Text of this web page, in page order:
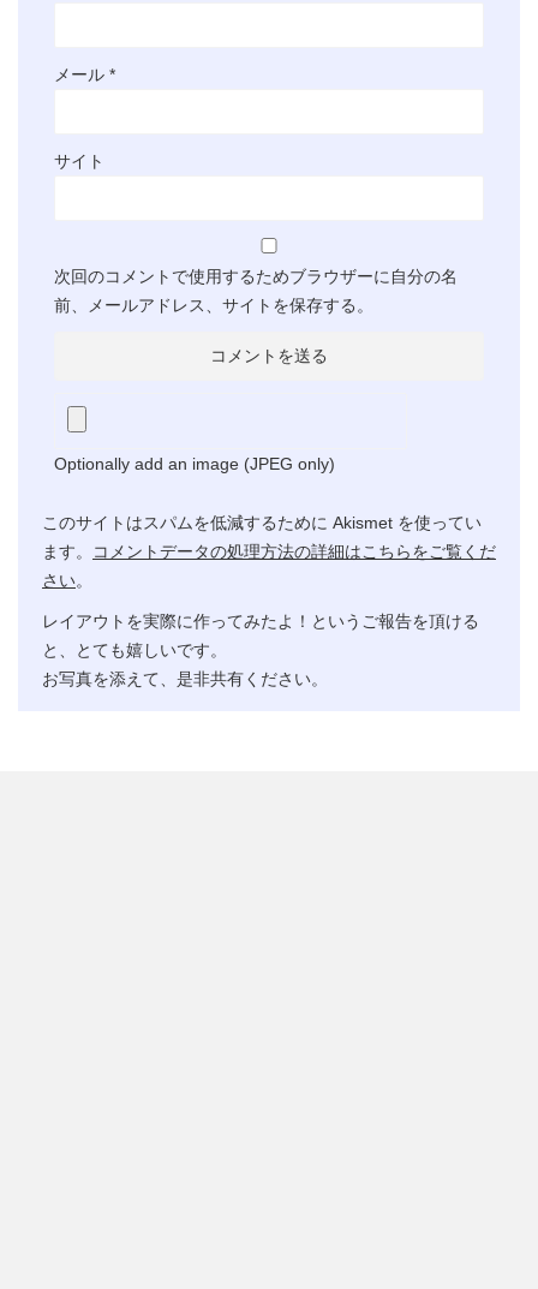
メール *
サイト
次回のコメントで使用するためブラウザーに自分の名
前、メールアドレス、サイトを保存する。
Optionally add an image (JPEG only)
このサイトはスパムを低減するために Akismet を使ってい
ます。
コメントデータの処理方法の詳細はこちらをご覧くだ
さい。
レイアウトを実際に作ってみたよ！というご報告を頂ける
と、とても嬉しいです。
お写真を添えて、是非共有ください。